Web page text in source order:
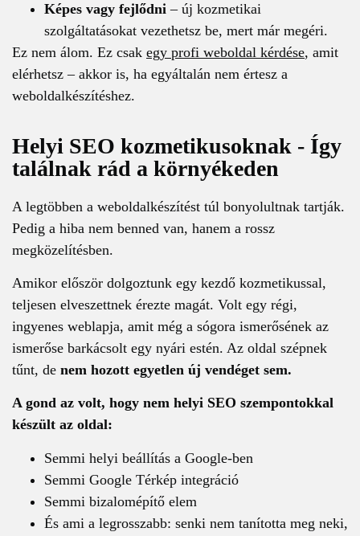
Képes vagy fejlődni – új kozmetikai
szolgáltatásokat vezethetsz be, mert már megéri.
Ez nem álom. Ez csak egy profi weboldal kérdése, amit
elérhetsz – akkor is, ha egyáltalán nem értesz a
weboldalkészítéshez.
Helyi SEO kozmetikusoknak - Így
találnak rád a környékeden
A legtöbben a weboldalkészítést túl bonyolultnak tartják.
Pedig a hiba nem benned van, hanem a rossz
megközelítésben.
Amikor először dolgoztunk egy kezdő kozmetikussal,
teljesen elveszettnek érezte magát. Volt egy régi,
ingyenes weblapja, amit még a sógora ismerősének az
ismerőse barkácsolt egy nyári estén. Az oldal szépnek
tűnt, de nem hozott egyetlen új vendéget sem.
A gond az volt, hogy nem helyi SEO szempontokkal
készült az oldal:
Semmi helyi beállítás a Google-ben
Semmi Google Térkép integráció
Semmi bizalomépítő elem
És ami a legrosszabb: senki nem tanította meg neki,